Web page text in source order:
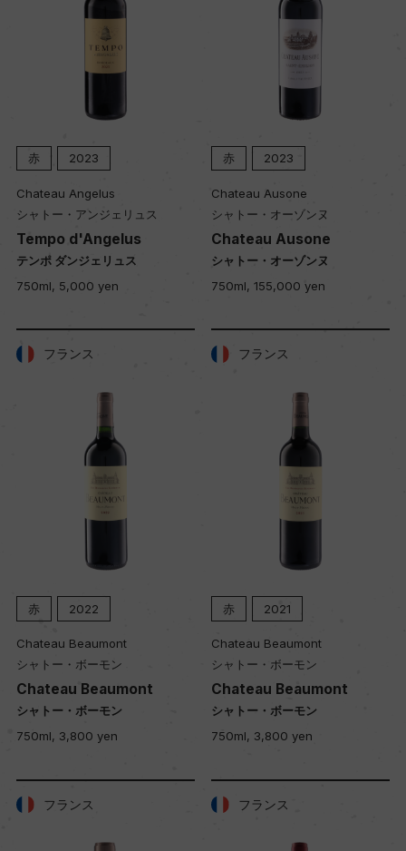
赤 2023
Chateau Angelus
シャトー・アンジェリュス
Tempo d'Angelus
テンポ ダンジェリュス
750ml, 5,000 yen
赤 2023
Chateau Ausone
シャトー・オーゾンヌ
Chateau Ausone
シャトー・オーゾンヌ
750ml, 155,000 yen
フランス
赤 2022
Chateau Beaumont
シャトー・ボーモン
Chateau Beaumont
シャトー・ボーモン
750ml, 3,800 yen
フランス
赤 2021
Chateau Beaumont
シャトー・ボーモン
Chateau Beaumont
シャトー・ボーモン
750ml, 3,800 yen
フランス フランス